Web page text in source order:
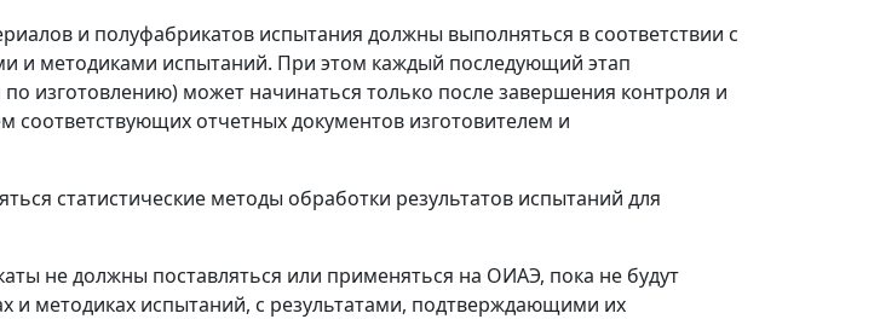
и полуфабрикатов испытания должны выполняться в соответствии с
и методиками испытаний. При этом каждый последующий этап
изготовлению) может начинаться только после завершения контроля и
отчетных документов изготовителем и
статистические методы обработки результатов испытаний для
не должны поставляться или применяться на ОИАЭ, пока не будут
и методиках испытаний, с результатами, подтверждающими их